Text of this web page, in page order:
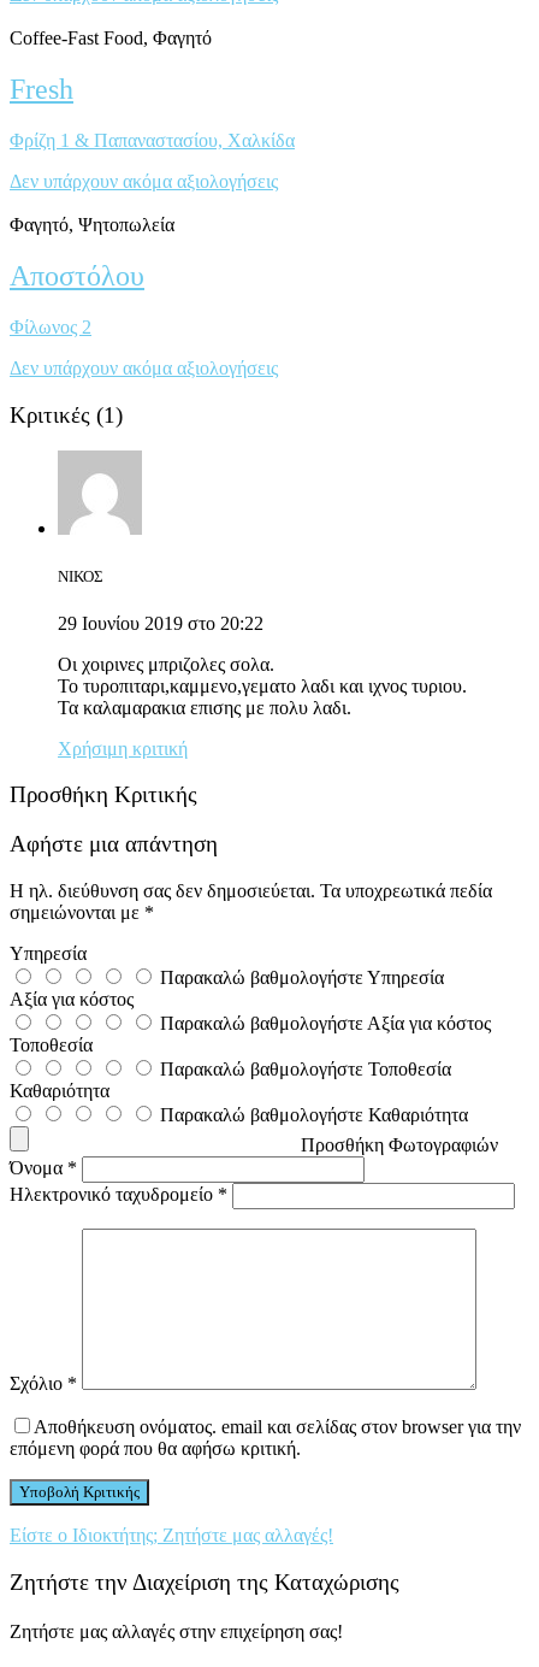
Coffee-Fast Food, Φαγητό
Fresh
Φρίζη 1 & Παπαναστασίου, Χαλκίδα
Δεν υπάρχουν ακόμα αξιολογήσεις
Φαγητό, Ψητοπωλεία
Αποστόλου
Φίλωνος 2
Δεν υπάρχουν ακόμα αξιολογήσεις
Κριτικές (1)
ΝΙΚΟΣ
29 Ιουνίου 2019 στο 20:22
Οι χοιρινες μπριζολες σολα.
Το τυροπιταρι,καμμενο,γεματο λαδι και ιχνος τυριου.
Τα καλαμαρακια επισης με πολυ λαδι.
Χρήσιμη κριτική
Προσθήκη Κριτικής
Αφήστε μια απάντηση
Η ηλ. διεύθυνση σας δεν δημοσιεύεται. Τα υποχρεωτικά πεδία
σημειώνονται με *
Υπηρεσία
Παρακαλώ βαθμολογήστε Υπηρεσία
Αξία για κόστος
Παρακαλώ βαθμολογήστε Αξία για κόστος
Τοποθεσία
Παρακαλώ βαθμολογήστε Τοποθεσία
Καθαριότητα
Παρακαλώ βαθμολογήστε Καθαριότητα
Προσθήκη Φωτογραφιών
Όνομα *
Ηλεκτρονικό ταχυδρομείο *
Σχόλιο *
Αποθήκευση ονόματος. email και σελίδας στον browser για την
επόμενη φορά που θα αφήσω κριτική.
Είστε ο Ιδιοκτήτης; Ζητήστε μας αλλαγές!
Ζητήστε την Διαχείριση της Καταχώρισης
Ζητήστε μας αλλαγές στην επιχείρηση σας!